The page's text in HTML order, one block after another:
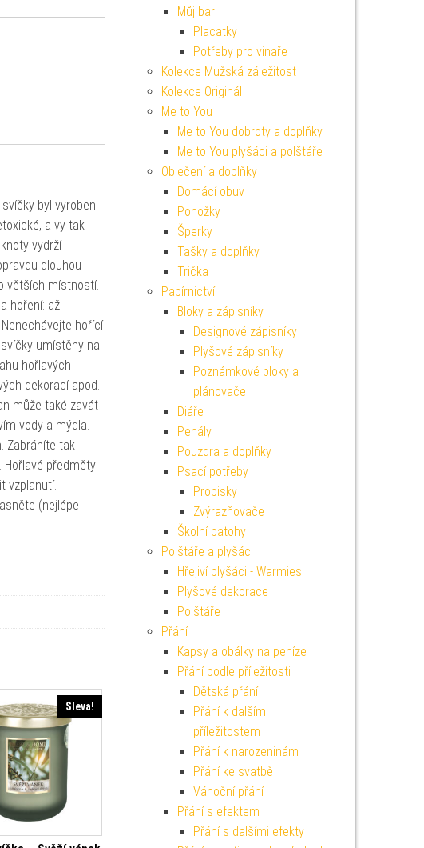
byl vyroben
a vy tak
vydrží
dlouhou
větších místností.
hoření: až
hořící
umístěny na
hořlavých
dekorací apod.
může také zavát
vody a mýdla.
Zabráníte tak
Hořlavé předměty
vzplanutí.
(nejlépe
Sleva!
Můj bar
Placatky
Potřeby pro vinaře
Kolekce Mužská záležitost
Kolekce Originál
Me to You
Me to You dobroty a doplňky
Me to You plyšáci a polštáře
Oblečení a doplňky
Domácí obuv
Ponožky
Šperky
Tašky a doplňky
Trička
Papírnictví
Bloky a zápisníky
Designové zápisníky
Plyšové zápisníky
Poznámkové bloky a
plánovače
Diáře
Penály
Pouzdra a doplňky
Psací potřeby
Propisky
Zvýrazňovače
Školní batohy
Polštáře a plyšáci
Hřejiví plyšáci - Warmies
Plyšové dekorace
Polštáře
Přání
Kapsy a obálky na peníze
Přání podle příležitosti
Dětská přání
Přání k dalším
příležitostem
Přání k narozeninám
Přání ke svatbě
Vánoční přání
Přání s efektem
Přání s dalšími efekty